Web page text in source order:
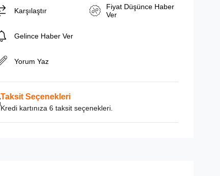
Karşılaştır
Fiyat Düşünce Haber
Ver
Gelince Haber Ver
Yorum Yaz
Taksit Seçenekleri
Kredi kartınıza 6 taksit seçenekleri.